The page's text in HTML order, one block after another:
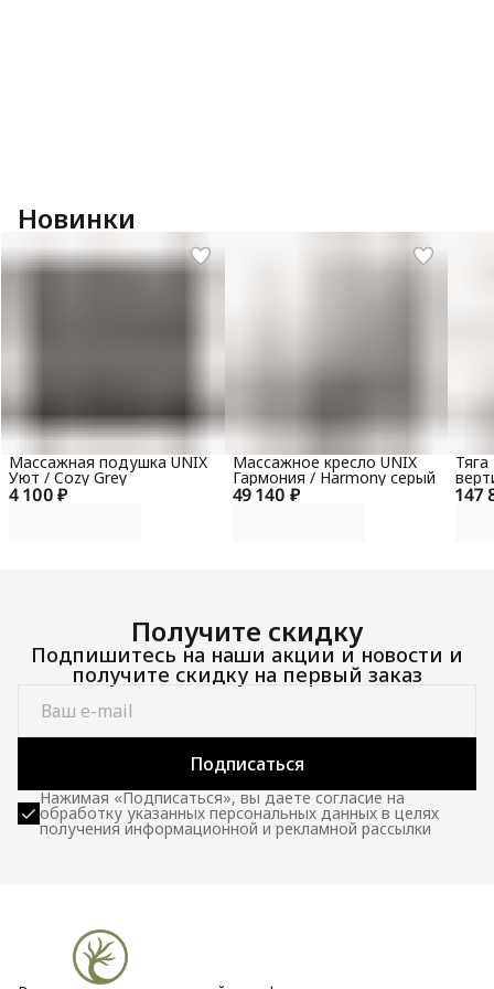
Новинки
4 100 ₽
Массажная подушка UNIX
Уют / Cozy Grey
49 140 ₽
Массажное кресло UNIX
Гармония / Harmony серый
147
100
Получите скидку
Подпишитесь на наши акции и новости и
получите скидку на первый заказ
Подписаться
Нажимая «Подписаться», вы даете согласие на
обработку указанных персональных данных в целях
получения информационной и рекламной рассылки